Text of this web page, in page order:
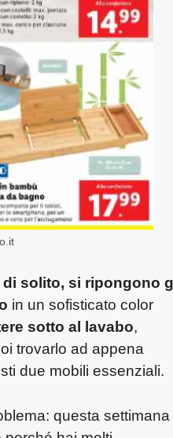
di solito, si ripongono
in un sofisticato color
sotto al lavabo,
trovarlo ad appena
due mobili essenziali.
questa settimana